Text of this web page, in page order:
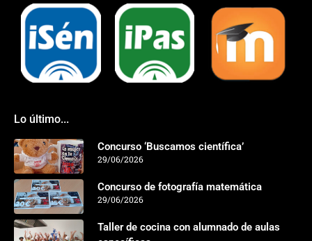
Lo último...
Concurso ‘Buscamos científica’
29/06/2026
Concurso de fotografía matemática
29/06/2026
Taller de cocina con alumnado de aulas